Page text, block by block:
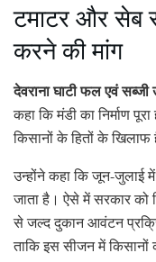
टमाटर और सेब
करने की मांग
देवराना घाटी फल एवं
कहा कि मंडी का निर्माण
किसानों के हितों के खिलाफ
उन्होंने कहा कि जून-जुलाई
जाता है। ऐसे में सरकार को
से जल्द दुकान आवंटन
ताकि इस सीजन में